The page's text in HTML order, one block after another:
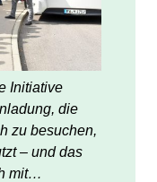
Initiative
die
zu besuchen,
– und das
mit…